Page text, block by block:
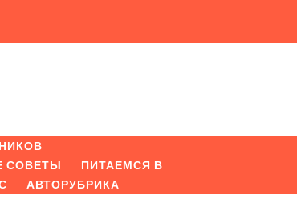
СОВЕТЫ
ПИТАЕМСЯ В
АВТОРУБРИКА